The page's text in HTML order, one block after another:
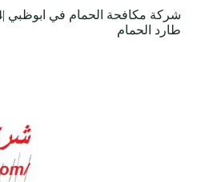
طارد الحمام